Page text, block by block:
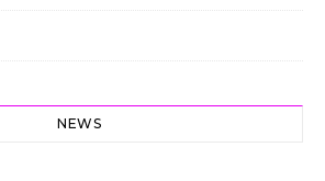
NEWS